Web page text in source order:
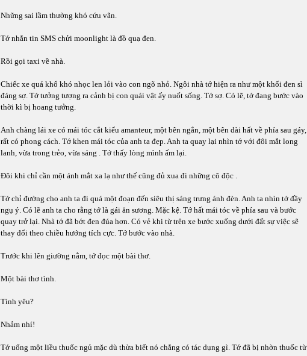
Những sai lầm thường khó cứu vãn.
Tớ nhắn tin SMS chửi moonlight là đồ quạ đen.
Rồi gọi taxi về nhà.
Chiếc xe quá khổ khó nhọc len lỏi vào con ngõ nhỏ. Ngôi nhà tớ hiện ra như một khối đen sì
đáng sợ. Tớ tưởng tượng ra cảnh bị con quái vật ấy nuốt sống. Tớ sợ. Có lẽ, tớ đang bước vào
thời kì bị hoang tưởng.
Anh chàng lái xe có mái tóc cắt kiểu amanteur, một bên ngắn, một bên dài hất về phía sau gáy,
rất có phong cách. Tớ khen mái tóc của anh ta đẹp. Anh ta quay lại nhìn tớ với đôi mắt long
lanh, vừa trong trẻo, vừa sáng . Tớ thấy lòng mình ấm lại.
Đôi khi chỉ cần một ánh mắt xa lạ như thế cũng đủ xua đi những cô độc .
Tớ chỉ đường cho anh ta đi quá một đoạn đến siêu thị sáng trưng ánh đèn. Anh ta nhìn tớ đầy
ngụ ý. Có lẽ anh ta cho rằng tớ là gái ăn sương. Mặc kệ. Tớ hất mái tóc về phía sau và bước
quay trở lại. Nhà tớ đã bớt đen đúa hơn. Có vẻ khi từ trên xe bước xuống dưới đất sự việc sẽ
thay đổi theo chiều hướng tích cực. Tớ bước vào nhà.
Trước khi lên giường nằm, tớ đọc một bài thơ.
Một bài thơ tình.
Tình yêu?
Nhảm nhí!
Tớ uống một liều thuốc ngủ mặc dù thừa biết nó chẳng có tác dụng gì. Tớ đã bị nhờn thuốc từ